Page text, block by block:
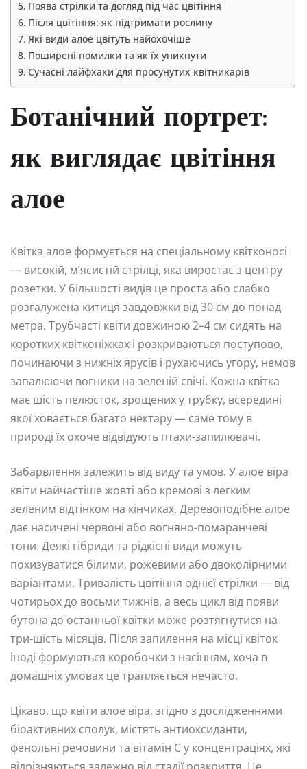
Поява стрілки та догляд під час цвітіння
Після цвітіння: як підтримати рослину
Які види алое цвітуть найохочіше
Поширені помилки та як їх уникнути
Сучасні лайфхаки для просунутих квітникарів
Ботанічний портрет:
як виглядає цвітіння
алое
Квітка алое формується на спеціальному квітконосі
— високій, м’ясистій стрілці, яка виростає з центру
розетки. У більшості видів це проста або слабко
розгалужена китиця завдовжки від 30 см до понад
метра. Трубчасті квіти довжиною 2–4 см сидять на
коротких квітконіжках і розкриваються поступово,
починаючи з нижніх ярусів і рухаючись угору, немов
запалюючи вогники на зеленій свічі. Кожна квітка
має шість пелюсток, зрощених у трубку, всередині
якої ховається багато нектару — саме тому в
природі їх охоче відвідують птахи-запилювачі.
Забарвлення залежить від виду та умов. У алое віра
квіти найчастіше жовті або кремові з легким
зеленим відтінком на кінчиках. Деревоподібне алое
дає насичені червоні або вогняно-помаранчеві
тони. Деякі гібриди та рідкісні види можуть
похизуватися білими, рожевими або двоколірними
варіантами. Тривалість цвітіння однієї стрілки — від
чотирьох до восьми тижнів, а весь цикл від появи
бутона до останньої квітки може розтягнутися на
три-шість місяців. Після запилення на місці квіток
іноді формуються коробочки з насінням, хоча в
домашніх умовах це трапляється нечасто.
Цікаво, що квіти алое віра, згідно з дослідженнями
біоактивних сполук, містять антиоксиданти,
фенольні речовини та вітамін С у концентраціях, які